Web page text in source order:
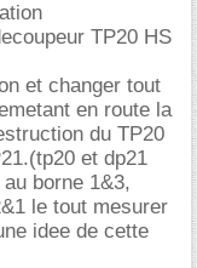
TP20 HS
et changer tout
en route la
du TP20
et dp21
borne 1&3,
le tout mesurer
idee de cette